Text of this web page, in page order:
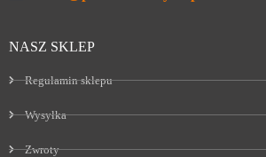
NASZ SKLEP
Regulamin sklepu
Wysyłka
Zwroty